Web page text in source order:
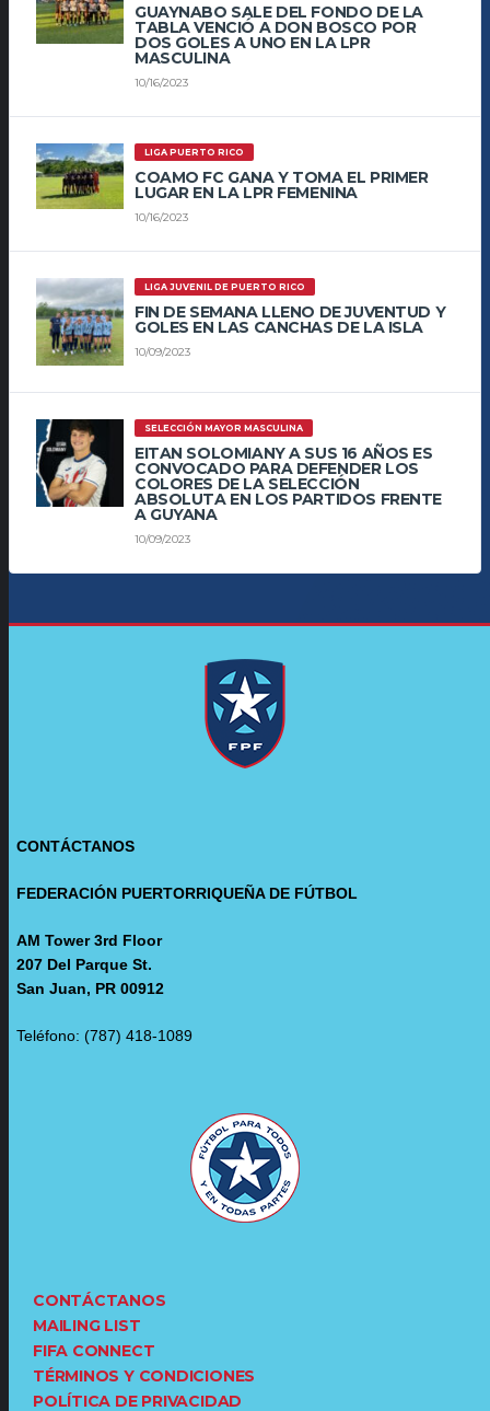
GUAYNABO SALE DEL FONDO DE LA
TABLA VENCIÓ A DON BOSCO POR
DOS GOLES A UNO EN LA LPR
MASCULINA
10/16/2023
LIGA PUERTO RICO
COAMO FC GANA Y TOMA EL PRIMER
LUGAR EN LA LPR FEMENINA
10/16/2023
LIGA JUVENIL DE PUERTO RICO
FIN DE SEMANA LLENO DE JUVENTUD Y
GOLES EN LAS CANCHAS DE LA ISLA
10/09/2023
SELECCIÓN MAYOR MASCULINA
EITAN SOLOMIANY A SUS 16 AÑOS ES
CONVOCADO PARA DEFENDER LOS
COLORES DE LA SELECCIÓN
ABSOLUTA EN LOS PARTIDOS FRENTE
A GUYANA
10/09/2023
CONTÁCTANOS
FEDERACIÓN PUERTORRIQUEÑA DE FÚTBOL
AM Tower 3rd Floor
207 Del Parque St.
San Juan, PR 00912
Teléfono: (787) 418-1089
CONTÁCTANOS
MAILING LIST
FIFA CONNECT
TÉRMINOS Y CONDICIONES
POLÍTICA DE PRIVACIDAD